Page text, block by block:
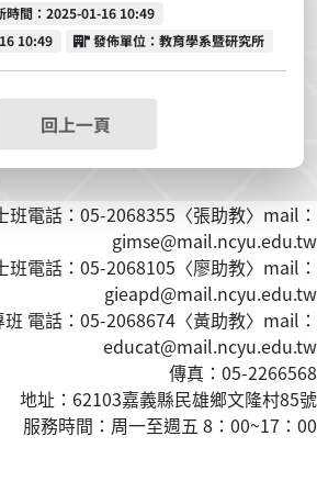
時間
時間：2025-01-16 10:49
10:49 發佈單位
發佈單位：教育學系暨研究所
回上一頁
班電話：05-2068355〈張助教〉mail：
gimse@mail.ncyu.edu.tw
班電話：05-2068105〈廖助教〉mail：
gieapd@mail.ncyu.edu.tw
電話：05-2068674〈黃助教〉mail：
educat@mail.ncyu.edu.tw
傳真：05-2266568
地址：62103嘉義縣民雄鄉文隆村85號
服務時間：周一至週五 8：00~17：00